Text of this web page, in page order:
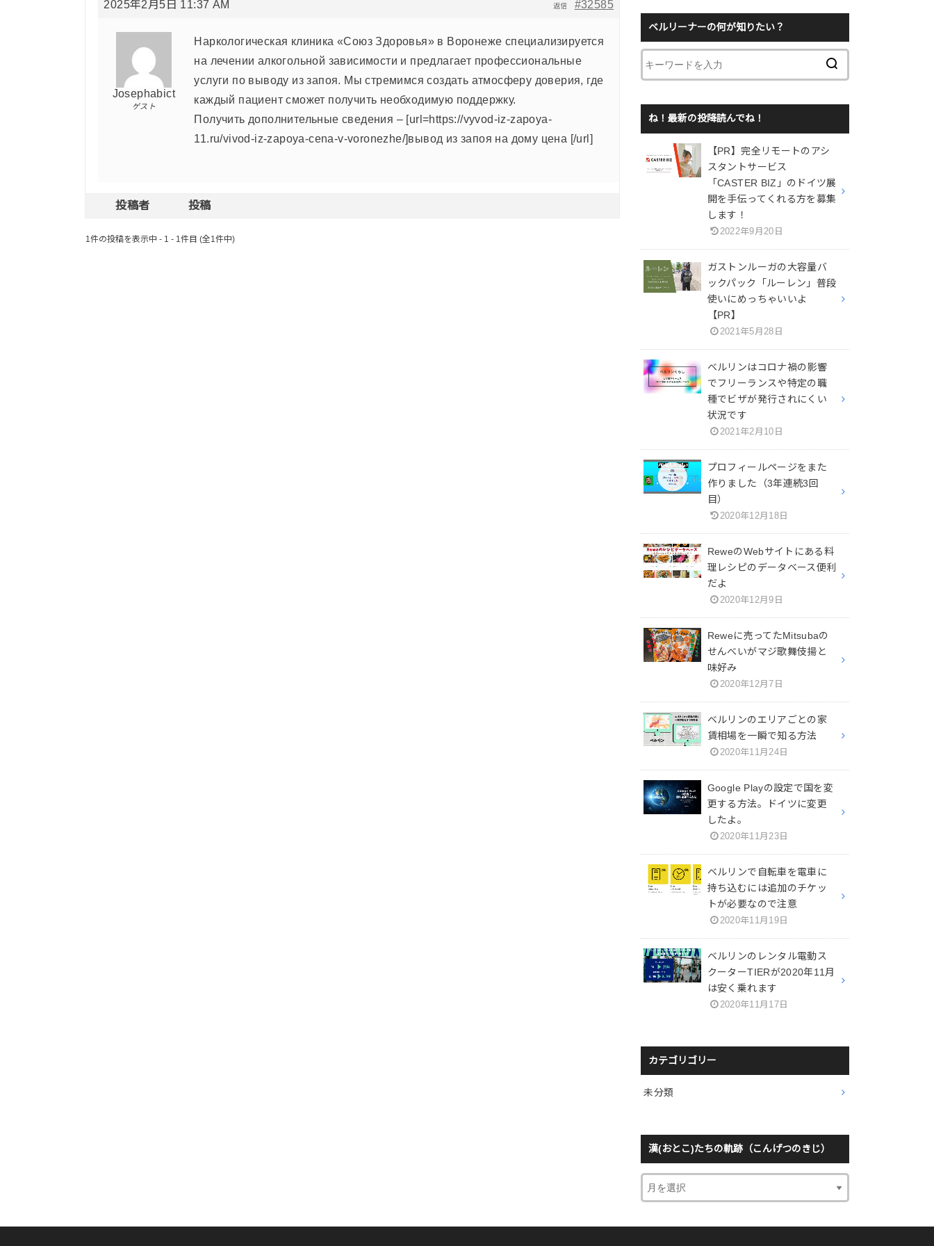
2025年2月5日 11:37 AM #32585
返信
Josephabict
ゲスト
Наркологическая клиника «Союз Здоровья» в Воронеже специализируется
на лечении алкогольной зависимости и предлагает профессиональные
услуги по выводу из запоя. Мы стремимся создать атмосферу доверия, где
каждый пациент сможет получить необходимую поддержку.
Получить дополнительные сведения – [url=https://vyvod-iz-zapoya-
11.ru/vivod-iz-zapoya-cena-v-voronezhe/]вывод из запоя на дому цена [/url]
投稿者 投稿
1件の投稿を表示中 - 1 - 1件目 (全1件中)
ベルリーナーの何が知りたい？
ね！最新の投降読んでね！
【PR】完全リモートのアシ
スタントサービス
「CASTER BIZ」のドイツ展
開を手伝ってくれる方を募集
します！
2022年9月20日
ガストンルーガの大容量バ
ックパック「ルーレン」普段
使いにめっちゃいいよ
【PR】
2021年5月28日
ベルリンはコロナ禍の影響
でフリーランスや特定の職
種でビザが発行されにくい
状況です
2021年2月10日
プロフィールページをまた
作りました（3年連続3回
目）
2020年12月18日
ReweのWebサイトにある料
理レシピのデータベース便利
だよ
2020年12月9日
Reweに売ってたMitsubaの
せんべいがマジ歌舞伎揚と
味好み
2020年12月7日
ベルリンのエリアごとの家
賃相場を一瞬で知る方法
2020年11月24日
Google Playの設定で国を変
更する方法。ドイツに変更
したよ。
2020年11月23日
ベルリンで自転車を電車に
持ち込むには追加のチケッ
トが必要なので注意
2020年11月19日
ベルリンのレンタル電動ス
クーターTIERが2020年11月
は安く乗れます
2020年11月17日
カテゴリゴリー
未分類
漢(おとこ)たちの軌跡（こんげつのきじ）